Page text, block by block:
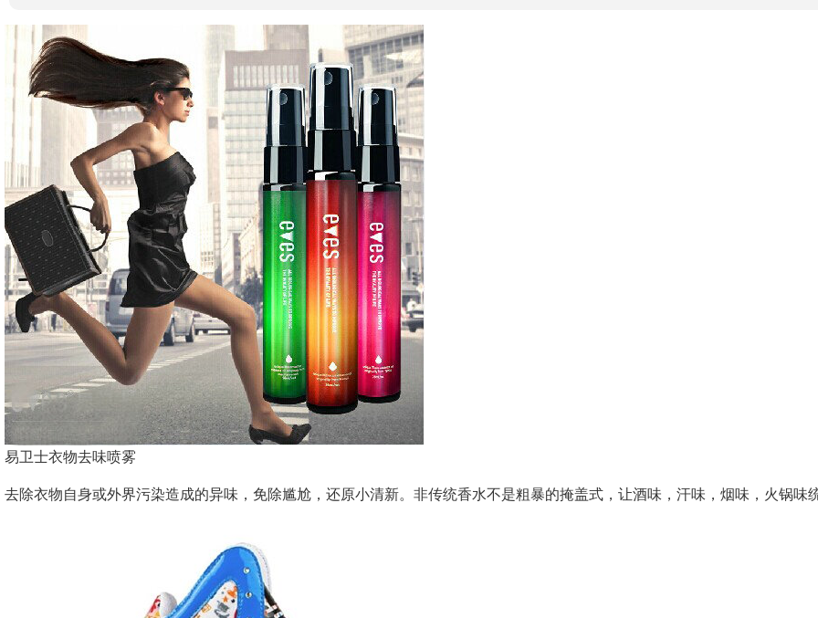
易卫士衣物去味喷雾
去除衣物自身或外界污染造成的异味，免除尴尬，还原小清新。非传统香水不是粗暴的掩盖式，让酒味，汗味，烟味，火锅味